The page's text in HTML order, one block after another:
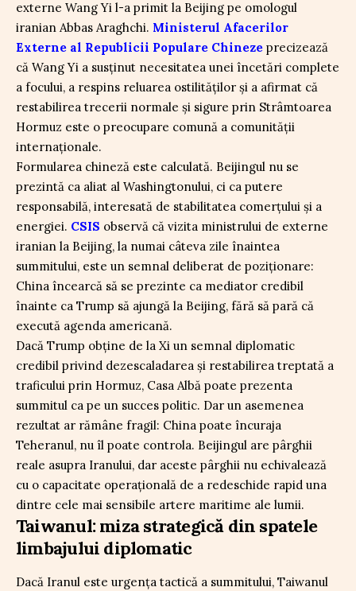
externe Wang Yi l-a primit la Beijing pe omologul
iranian Abbas Araghchi. Ministerul Afacerilor
Externe al Republicii Populare Chineze precizează
că Wang Yi a susținut necesitatea unei încetări complete
a focului, a respins reluarea ostilităților și a afirmat că
restabilirea trecerii normale și sigure prin Strâmtoarea
Hormuz este o preocupare comună a comunității
internaționale.
Formularea chineză este calculată. Beijingul nu se
prezintă ca aliat al Washingtonului, ci ca putere
responsabilă, interesată de stabilitatea comerțului și a
energiei. CSIS observă că vizita ministrului de externe
iranian la Beijing, la numai câteva zile înaintea
summitului, este un semnal deliberat de poziționare:
China încearcă să se prezinte ca mediator credibil
înainte ca Trump să ajungă la Beijing, fără să pară că
execută agenda americană.
Dacă Trump obține de la Xi un semnal diplomatic
credibil privind dezescaladarea și restabilirea treptată a
traficului prin Hormuz, Casa Albă poate prezenta
summitul ca pe un succes politic. Dar un asemenea
rezultat ar rămâne fragil: China poate încuraja
Teheranul, nu îl poate controla. Beijingul are pârghii
reale asupra Iranului, dar aceste pârghii nu echivalează
cu o capacitate operațională de a redeschide rapid una
dintre cele mai sensibile artere maritime ale lumii.
Taiwanul: miza strategică din spatele
limbajului diplomatic
Dacă Iranul este urgența tactică a summitului, Taiwanul